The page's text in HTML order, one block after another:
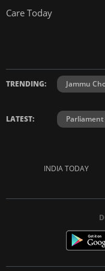
Care Today
TRENDING: Jammu
LATEST:
INDIA TODAY